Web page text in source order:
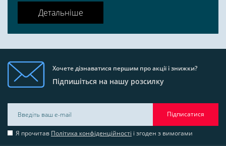
Детальніше
Хочете дізнаватися першим про акції і знижки?
Підпишіться на нашу розсилку
Підписатися
Я прочитав Політика конфіденційності і згоден з вимогами